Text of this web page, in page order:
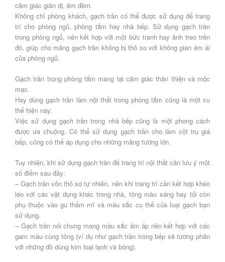
cảm giác giản dị, êm đềm.
Không chỉ phòng khách, gạch trần có thể được sử dụng để trang
trí cho phòng ngủ, phòng tắm hay nhà bếp. Sử dụng gạch trần
trong phòng ngủ, nên kết hợp với một bức tranh hay ảnh treo trên
đó, giúp cho mảng gạch trần không bị thô so với không gian êm ái
của phòng ngủ.
Gạch trần trong phòng tắm mang lại cảm giác thân thiện và mộc
mạc.
Hay dùng gạch trần làm nội thất trong phòng tắm cũng là một xu
thế hiện nay.
Việc sử dụng gạch trần trong nhà bếp cũng là một phong cách
được ưa chuộng. Có thể sử dụng gạch trần cho làm cột trụ giá
bếp, cũng có thể áp dụng cho những mảng tường lớn.
Tuy nhiên, khi sử dụng gạch trần để trang trí nội thất cần lưu ý một
số điểm sau đây:
– Gạch trần vốn thô sơ tự nhiên, nên khi trang trí cần kết hợp khéo
léo với các vật dụng khác trong nhà, tông màu sáng hay tối còn
phụ thuộc vào gu thẩm mĩ và màu sắc cụ thể của loại gạch bạn
sử dụng.
– Gạch trần nói chung mang màu sắc ấm áp nên kết hợp với các
gam màu cùng tông (ví dụ như gạch trần trong bếp sẽ tương phản
với những đồ dùng kim loại lạnh và bóng).